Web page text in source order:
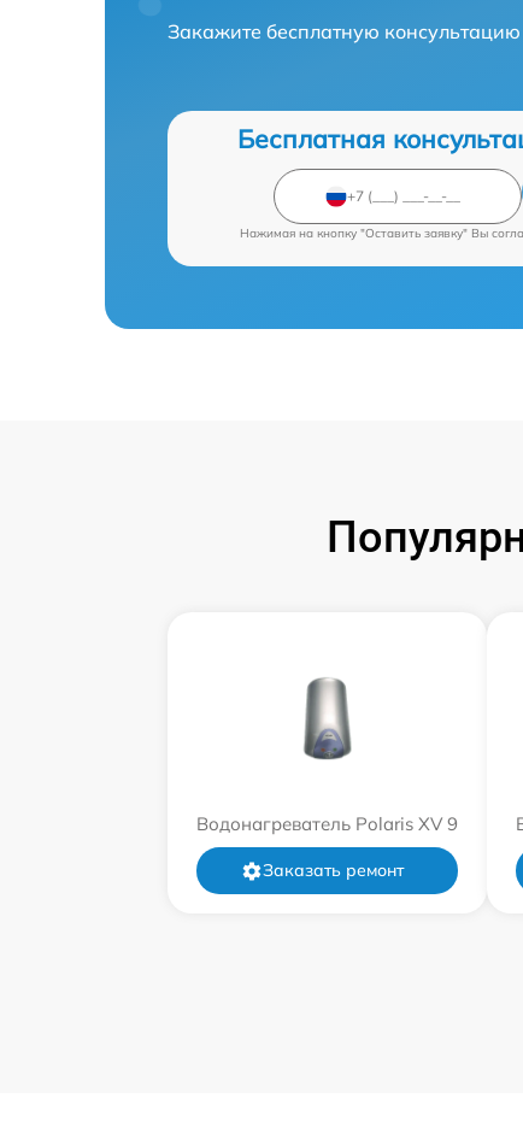
Закажите бесплатную консультацию
Бесплатная
Нажимая на кнопку "Оставить заявку" Вы
Водонагреватель Polaris XV 9
Заказать ремонт